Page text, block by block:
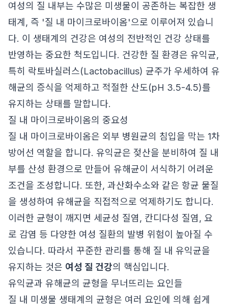
여성의 질 내부는 수많은 미생물이 공존하는 복잡한 생
태계, 즉 '질 내 마이크로바이옴'으로 이루어져 있습니
다. 이 생태계의 건강은 여성의 전반적인 건강 상태를
반영하는 중요한 척도입니다. 건강한 질 환경은 유익균,
특히 락토바실러스(Lactobacillus) 균주가 우세하여 유
해균의 증식을 억제하고 적절한 산도(pH 3.5-4.5)를
유지하는 상태를 말합니다.
질 내 마이크로바이옴의 중요성
질 내 마이크로바이옴은 외부 병원균의 침입을 막는 1차
방어선 역할을 합니다. 유익균은 젖산을 분비하여 질 내
부를 산성 환경으로 만들어 유해균이 서식하기 어려운
조건을 조성합니다. 또한, 과산화수소와 같은 항균 물질
을 생성하여 유해균을 직접적으로 억제하기도 합니다.
이러한 균형이 깨지면 세균성 질염, 칸디다성 질염, 요
로 감염 등 다양한 여성 질환의 발병 위험이 높아질 수
있습니다. 따라서 꾸준한 관리를 통해 질 내 유익균을
유지하는 것은 여성 질 건강의 핵심입니다.
유익균과 유해균의 균형을 무너뜨리는 요인들
질 내 미생물 생태계의 균형은 여러 요인에 의해 쉽게